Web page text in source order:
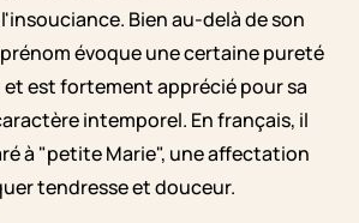
Bien au-delà de son
évoque une certaine pureté
est fortement apprécié pour sa
intemporel. En français, il
à "petite Marie", une affectation
tendresse et douceur.